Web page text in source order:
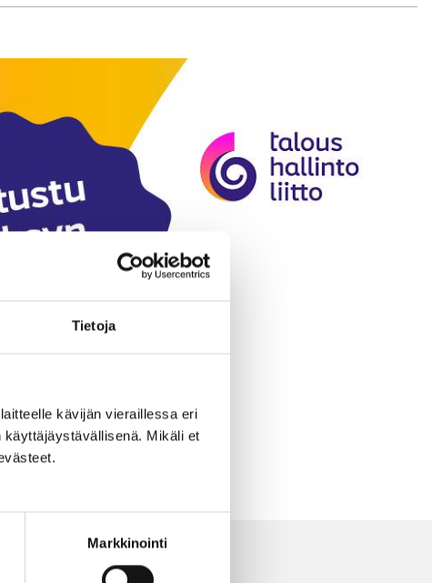
Tietoja
kävijän vieraillessa eri
Mikäli et
Markkinointi